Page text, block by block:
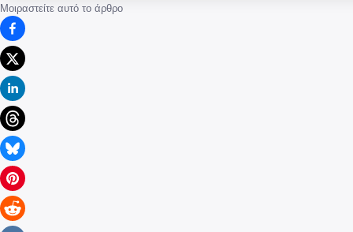
Μοιραστείτε αυτό το άρθρο